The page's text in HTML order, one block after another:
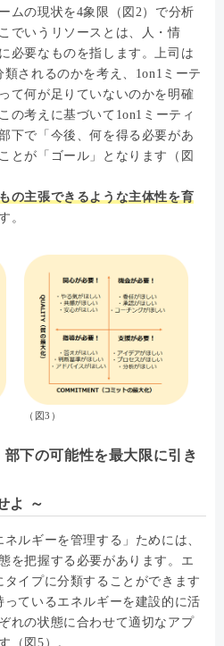
ムの現状を4象限（図2）で分析
でいうリソースとは、人・情
必要なものを指します。上司は
されるのかを考え、1on1ミーテ
て何が足りていないのかを明確
の考えに基づいて1on1ミーティ
下で「今後、何を得る必要があ
とが「ゴール」となります（図
の主張できるような主体性を育
。
（図3）
下の可能性を最大限に引き
よ ～
ルギーを管理する」ためには、
を把握する必要があります。エ
イプに分類することができます
っているエネルギーを建設的に活
れの状態に合わせて適切なアプ
（図5）。